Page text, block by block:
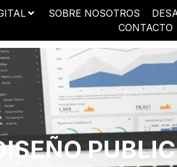
SOBRE NOSOTROS
CONTACTO